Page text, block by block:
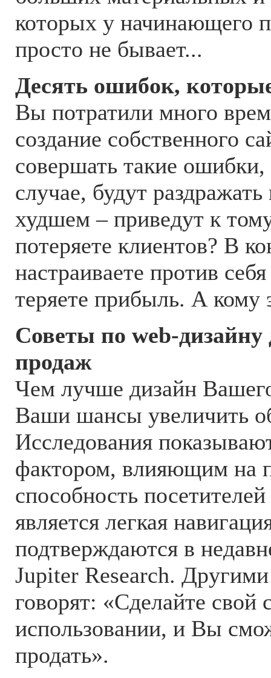
которых у начинающего
просто не бывает...
Десять ошибок,
Вы потратили много
создание собственного
совершать такие
случае, будут
худшем – приведут к
потеряете клиентов? В
настраиваете против
теряете прибыль. А кому
Советы по web-дизайну
продаж
Чем лучше дизайн
Ваши шансы увеличить
Исследования
фактором, влияющим на
способность
является легкая
подтверждаются в
Jupiter Research.
говорят: «Сделайте свой
использовании, и Вы
продать».